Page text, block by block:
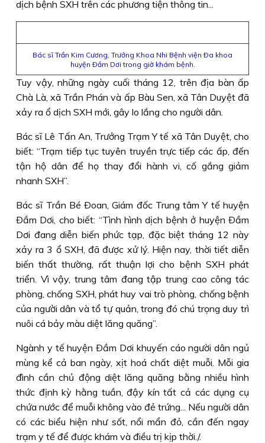
dịch bệnh SXH trên các phương tiện thông tin...
Bác sĩ Trần Kim Cương, Trưởng Khoa Nhi Bệnh viện Ða khoa
huyện Ðầm Dơi trong giờ khám bệnh.
Tuy vậy, những ngày cuối tháng 12, trên địa bàn ấp
Chà Là, xã Trần Phán và ấp Bàu Sen, xã Tân Duyệt đã
xảy ra ổ dịch SXH mới, gây lo lắng cho người dân.
Bác sĩ Lê Tấn An, Trưởng Trạm Y tế xã Tân Duyệt, cho
biết: “Trạm tiếp tục tuyên truyền trực tiếp các ấp, đến
tận hộ dân để họ thay đổi hành vi, cố gắng giảm
nhanh SXH”.
Bác sĩ Trần Bé Ðoan, Giám đốc Trung tâm Y tế huyện
Ðầm Dơi, cho biết: “Tình hình dịch bệnh ở huyện Ðầm
Dơi đang diễn biến phức tạp, đặc biệt tháng 12 này
xảy ra 3 ổ SXH, đã được xử lý. Hiện nay, thời tiết diễn
biến thất thường, rất thuận lợi cho bệnh SXH phát
triển. Vì vậy, trung tâm đang tập trung cao công tác
phòng, chống SXH, phát huy vai trò phòng, chống bệnh
của người dân và tổ tự quản, trong đó chú trọng duy trì
nuôi cá bảy màu diệt lăng quăng”.
Ngành y tế huyện Ðầm Dơi khuyến cáo người dân ngủ
mùng kể cả ban ngày, xịt hoá chất diệt muỗi. Mỗi gia
đình cần chủ động diệt lăng quăng bằng nhiều hình
thức định kỳ hằng tuần, đậy kín tất cả các dụng cụ
chứa nước để muỗi không vào đẻ trứng... Nếu người dân
có các biểu hiện như sốt, nổi mẩn đỏ, cần đến ngay
trạm y tế để được khám và điều trị kịp thời./.